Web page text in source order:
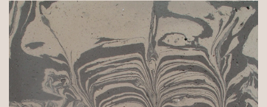
Reale
di
Brou
(Francia)